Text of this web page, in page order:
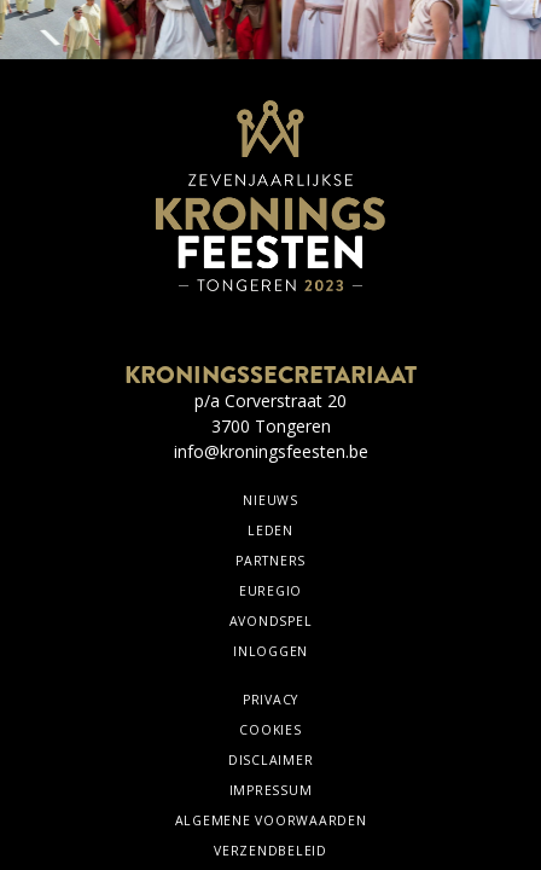
KRONINGSSECRETARIAAT
p/a Corverstraat 20
3700 Tongeren
info@kroningsfeesten.be
NIEUWS
LEDEN
PARTNERS
EUREGIO
AVONDSPEL
INLOGGEN
PRIVACY
COOKIES
DISCLAIMER
IMPRESSUM
ALGEMENE VOORWAARDEN
VERZENDBELEID